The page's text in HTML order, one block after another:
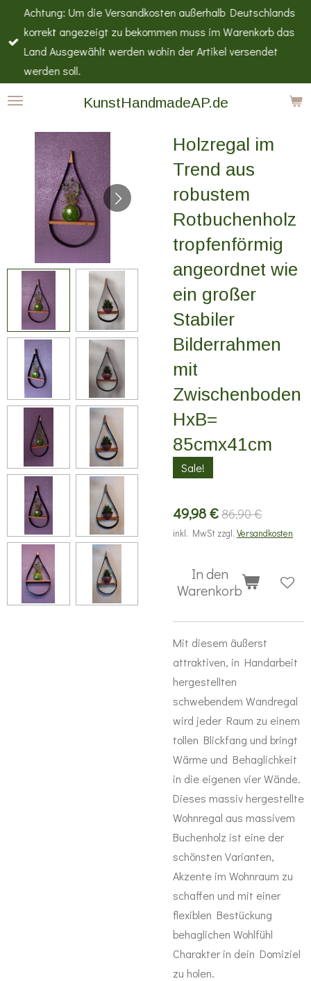
Zum
Hauptinhalt
springen
KunstHandmadeAP.de
Achtung: Um die Versandkosten außerhalb Deutschlands
korrekt angezeigt zu bekommen muss im Warenkorb das
Land Ausgewählt werden wohin der Artikel versendet
werden soll.
Holzregal im
Trend aus
robustem
Rotbuchenholz
tropfenförmig
angeordnet wie
ein großer
Stabiler
Bilderrahmen
mit
Zwischenboden
HxB=
85cmx41cm
Sale!
49,98 €86,90 €
inkl. MwSt zzgl. Versandkosten
In den
Warenkorb
Mit diesem äußerst
attraktiven, in Handarbeit
hergestellten
schwebendem Wandregal
wird jeder Raum zu einem
tollen Blickfang und bringt
Wärme und Behaglichkeit
in die eigenen vier Wände.
Dieses massiv hergestellte
Wohnregal aus massivem
Buchenholz ist eine der
schönsten Varianten,
Akzente im Wohnraum zu
schaffen und mit einer
flexiblen Bestückung
behaglichen Wohlfühl
Charakter in dein Domiziel
zu holen.